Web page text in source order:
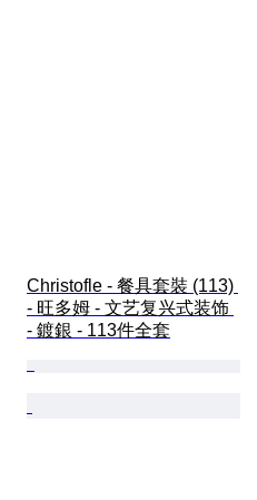
Christofle - 餐具套裝 (113)
- 旺多姆 - 文艺复兴式装饰
- 鍍銀 - 113件全套